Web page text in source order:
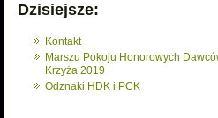
Dzisiejsze:
Kontakt
Marszu Pokoju Honorowych
Krzyża 2019
Odznaki HDK i PCK